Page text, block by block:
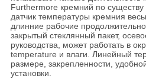
Furthermore кремний по существу
датчик температуры кремния
длинние рабочие
закрытый стеклянный пакет,
руководства, может работать в
temperature и влаги. Линейный
размере, закрепленности,
установки.